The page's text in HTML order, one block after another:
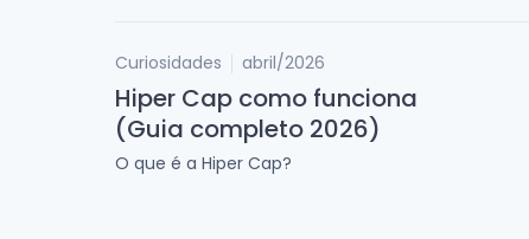
Curiosidades abril/2026
Hiper Cap como funciona
(Guia completo 2026)
O que é a Hiper Cap?